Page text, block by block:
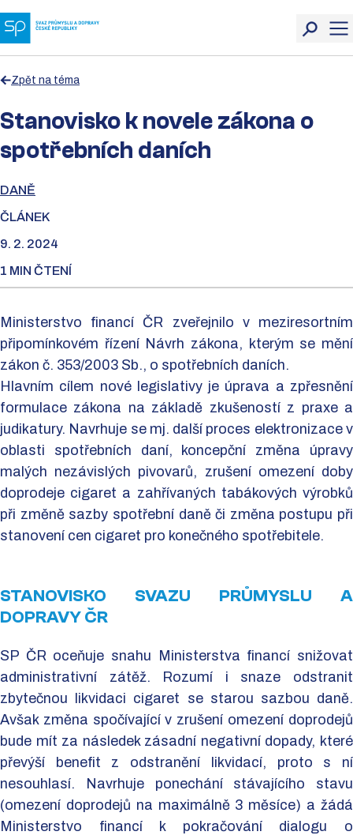
Zpět na téma
Stanovisko k novele zákona o
spotřebních daních
DANĚ
ČLÁNEK
9. 2. 2024
1 MIN ČTENÍ
Ministerstvo financí ČR zveřejnilo v meziresortním
připomínkovém řízení Návrh zákona, kterým se mění
zákon č. 353/2003 Sb., o spotřebních daních.
Hlavním cílem nové legislativy je úprava a zpřesnění
formulace zákona na základě zkušeností z praxe a
judikatury. Navrhuje se mj. další proces elektronizace v
oblasti spotřebních daní, koncepční změna úpravy
malých nezávislých pivovarů, zrušení omezení doby
doprodeje cigaret a zahřívaných tabákových výrobků
při změně sazby spotřební daně či změna postupu při
stanovení cen cigaret pro konečného spotřebitele.
STANOVISKO SVAZU PRŮMYSLU A
DOPRAVY ČR
SP ČR oceňuje snahu Ministerstva financí snižovat
administrativní zátěž. Rozumí i snaze odstranit
zbytečnou likvidaci cigaret se starou sazbou daně.
Avšak změna spočívající v zrušení omezení doprodejů
bude mít za následek zásadní negativní dopady, které
převýší benefit z odstranění likvidací, proto s ní
nesouhlasí. Navrhuje ponechání stávajícího stavu
(omezení doprodejů na maximálně 3 měsíce) a žádá
Ministerstvo financí k pokračování dialogu o